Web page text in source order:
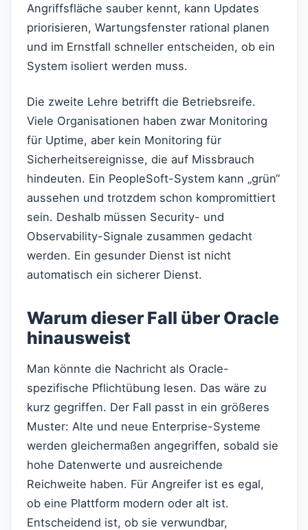
Angriffsfläche sauber kennt, kann Updates
priorisieren, Wartungsfenster rational planen
und im Ernstfall schneller entscheiden, ob ein
System isoliert werden muss.
Die zweite Lehre betrifft die Betriebsreife.
Viele Organisationen haben zwar Monitoring
für Uptime, aber kein Monitoring für
Sicherheitsereignisse, die auf Missbrauch
hindeuten. Ein PeopleSoft-System kann „grün“
aussehen und trotzdem schon kompromittiert
sein. Deshalb müssen Security- und
Observability-Signale zusammen gedacht
werden. Ein gesunder Dienst ist nicht
automatisch ein sicherer Dienst.
Warum dieser Fall über Oracle
hinausweist
Man könnte die Nachricht als Oracle-
spezifische Pflichtübung lesen. Das wäre zu
kurz gegriffen. Der Fall passt in ein größeres
Muster: Alte und neue Enterprise-Systeme
werden gleichermaßen angegriffen, sobald sie
hohe Datenwerte und ausreichende
Reichweite haben. Für Angreifer ist es egal,
ob eine Plattform modern oder alt ist.
Entscheidend ist, ob sie verwundbar,